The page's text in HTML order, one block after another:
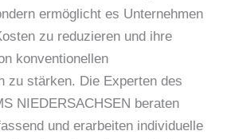
ermöglicht es Unternehmen
zu reduzieren und ihre
konventionellen
zu stärken. Die Experten des
NIEDERSACHSEN beraten
und erarbeiten individuelle